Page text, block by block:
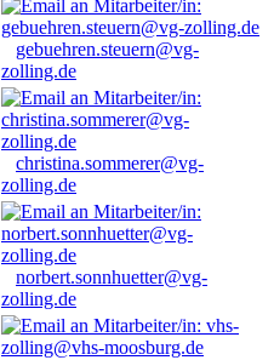
gebuehren.steuern@vg-
zolling.de
christina.sommerer@vg-
zolling.de
norbert.sonnhuetter@vg-
zolling.de